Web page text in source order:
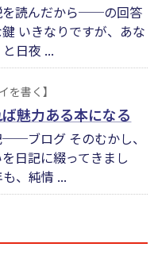
を読んだから──の回答
いきなりですが、あな
日夜 ...
を書く】
魅力ある本になる
ブログ そのむかし、
日記に綴ってきまし
、純情 ...